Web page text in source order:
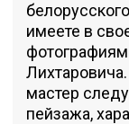
имеете в
мастер
пейзажа,